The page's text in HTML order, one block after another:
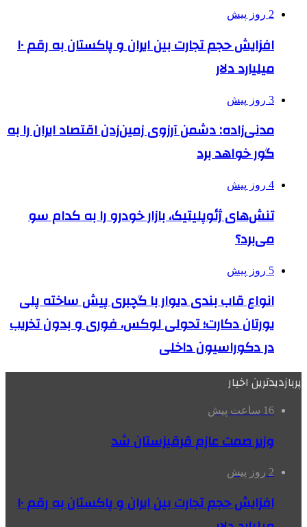
2 روز پیش
افزایش حجم تجارت بین ایران و پاکستان به رقم ۱۰
میلیارد دلار
3 روز پیش
مدنی‌زاده: دشمن آرزوی زمین‌زدن اقتصاد ایران را به
گور خواهد برد
4 روز پیش
تنش‌های ژئوپلیتیک، بازار خودرو را به کدام سو
می‌برد؟
5 روز پیش
انواع قاب بندی دیوار با گچبری پیش ساخته پلی
یورتان دکارت؛ تحولی لوکس، فوری و بدون تخریب
در دکوراسیون داخلی
پربازدیدترین اخبار
16 ساعت پیش
وزیر صمت عازم قرقیزستان شد
2 روز پیش
افزایش حجم تجارت بین ایران و پاکستان به رقم ۱۰